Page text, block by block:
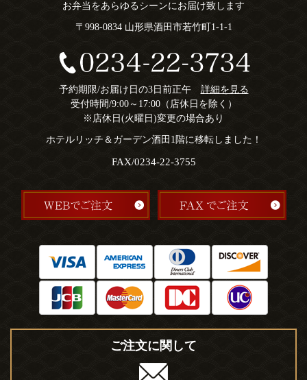
お弁当をあらゆるシーンにお届け致します
〒998-0834 山形県酒田市若竹町1-1-1
予約期限/お届け日の3日前正午 詳細を見る
受付時間/9:00～17:00（店休日を除く）
※店休日(火曜日)変更の場合あり
ホテルリッチ＆ガーデン酒田1階に移転しました！
FAX/0234-22-3755
ご注文に関して